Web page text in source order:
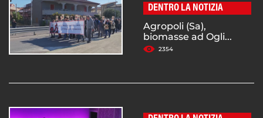
DENTRO LA NOTIZIA
Agropoli (Sa),
biomasse ad Ogli...
2354